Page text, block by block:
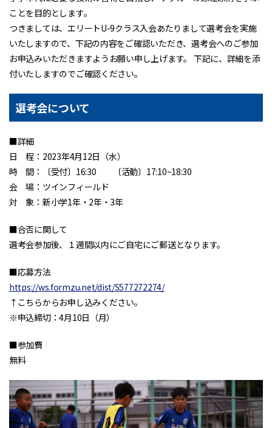
ことを目的とします。
つきましては、エリートU-9クラス入会あたりまして選考会を実施
いたしますので、下記の内容をご確認いただき、選考会へのご参加
お申込みいただきますようお願い申し上げます。 下記に、詳細を添
付いたしますのでご確認ください。
選考会について
■詳細
日 程：2023年4月12日（水）
時 間：〔受付〕16:30 〔活動〕17:10~18:30
会 場：ツインフィールド
対 象：新小学1年・2年・3年
■合否に関して
選考会参加後、１週間以内にご自宅にご郵送となります。
■応募方法
https://ws.formzu.net/dist/S577272274/
↑こちらからお申し込みください。
※申込締切：4月10日（月）
■参加費
無料